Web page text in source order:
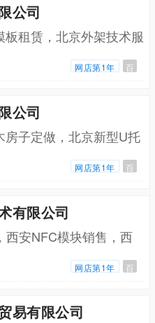
公司
租赁，北京外架技术服
网店第1年 百
公司
子定做，北京新型U托
网店第1年 百
有限公司
西安NFC模块销售，西
网店第1年 百
易有限公司